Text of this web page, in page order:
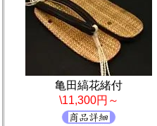
亀田縞花緒付
\11,300円～